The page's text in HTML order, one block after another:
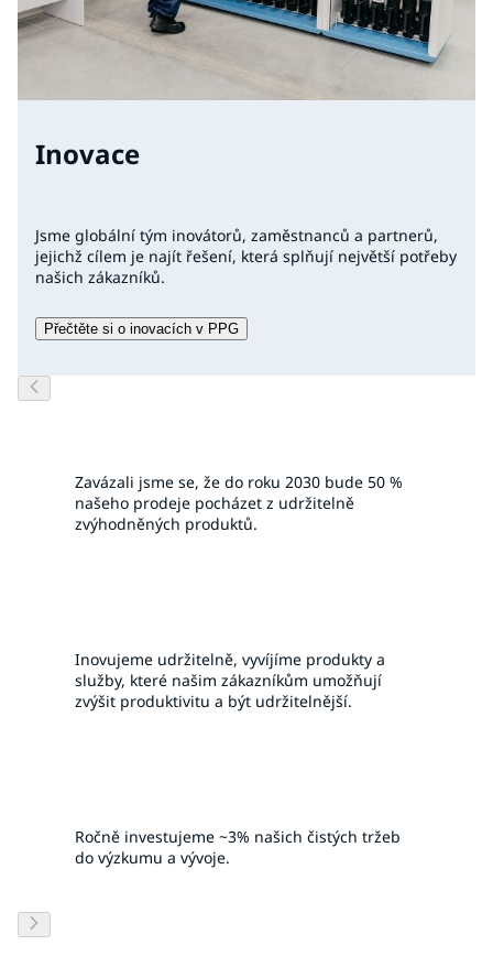
Inovace
Jsme globální tým inovátorů, zaměstnanců a partnerů,
jejichž cílem je najít řešení, která splňují největší potřeby
našich zákazníků.
Přečtěte si o inovacích v PPG
Zavázali jsme se, že do roku 2030 bude 50 %
našeho prodeje pocházet z udržitelně
zvýhodněných produktů.
Inovujeme udržitelně, vyvíjíme produkty a
služby, které našim zákazníkům umožňují
zvýšit produktivitu a být udržitelnější.
Ročně investujeme ~3% našich čistých tržeb
do výzkumu a vývoje.